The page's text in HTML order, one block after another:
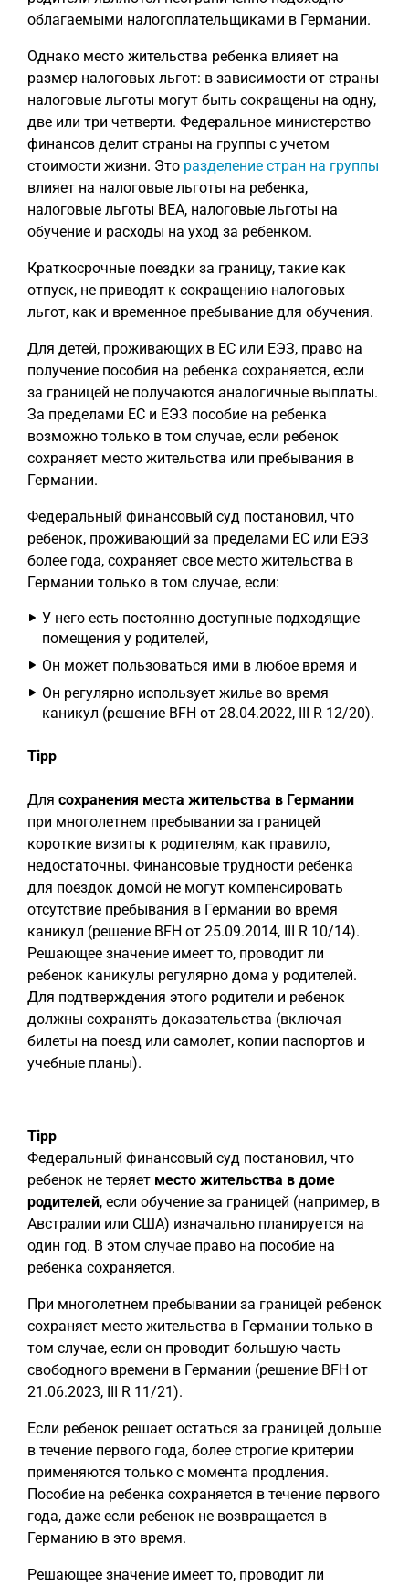
облагаемыми налогоплательщиками в Германии.
Однако место жительства ребенка влияет на
размер налоговых льгот: в зависимости от страны
налоговые льготы могут быть сокращены на одну,
две или три четверти. Федеральное министерство
финансов делит страны на группы с учетом
стоимости жизни. Это разделение стран на группы
влияет на налоговые льготы на ребенка,
налоговые льготы BEA, налоговые льготы на
обучение и расходы на уход за ребенком.
Краткосрочные поездки за границу, такие как
отпуск, не приводят к сокращению налоговых
льгот, как и временное пребывание для обучения.
Для детей, проживающих в ЕС или ЕЭЗ, право на
получение пособия на ребенка сохраняется, если
за границей не получаются аналогичные выплаты.
За пределами ЕС и ЕЭЗ пособие на ребенка
возможно только в том случае, если ребенок
сохраняет место жительства или пребывания в
Германии.
Федеральный финансовый суд постановил, что
ребенок, проживающий за пределами ЕС или ЕЭЗ
более года, сохраняет свое место жительства в
Германии только в том случае, если:
У него есть постоянно доступные подходящие
помещения у родителей,
Он может пользоваться ими в любое время и
Он регулярно использует жилье во время
каникул (решение BFH от 28.04.2022, III R 12/20).
Tipp
Для сохранения места жительства в Германии
при многолетнем пребывании за границей
короткие визиты к родителям, как правило,
недостаточны. Финансовые трудности ребенка
для поездок домой не могут компенсировать
отсутствие пребывания в Германии во время
каникул (решение BFH от 25.09.2014, III R 10/14).
Решающее значение имеет то, проводит ли
ребенок каникулы регулярно дома у родителей.
Для подтверждения этого родители и ребенок
должны сохранять доказательства (включая
билеты на поезд или самолет, копии паспортов и
учебные планы).
Tipp
Федеральный финансовый суд постановил, что
ребенок не теряет место жительства в доме
родителей, если обучение за границей (например, в
Австралии или США) изначально планируется на
один год. В этом случае право на пособие на
ребенка сохраняется.
При многолетнем пребывании за границей ребенок
сохраняет место жительства в Германии только в
том случае, если он проводит большую часть
свободного времени в Германии (решение BFH от
21.06.2023, III R 11/21).
Если ребенок решает остаться за границей дольше
в течение первого года, более строгие критерии
применяются только с момента продления.
Пособие на ребенка сохраняется в течение первого
года, даже если ребенок не возвращается в
Германию в это время.
Решающее значение имеет то, проводит ли